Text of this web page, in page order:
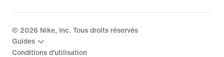
© 2026 Nike, Inc. Tous droits réservés
Guides
Conditions d'utilisation